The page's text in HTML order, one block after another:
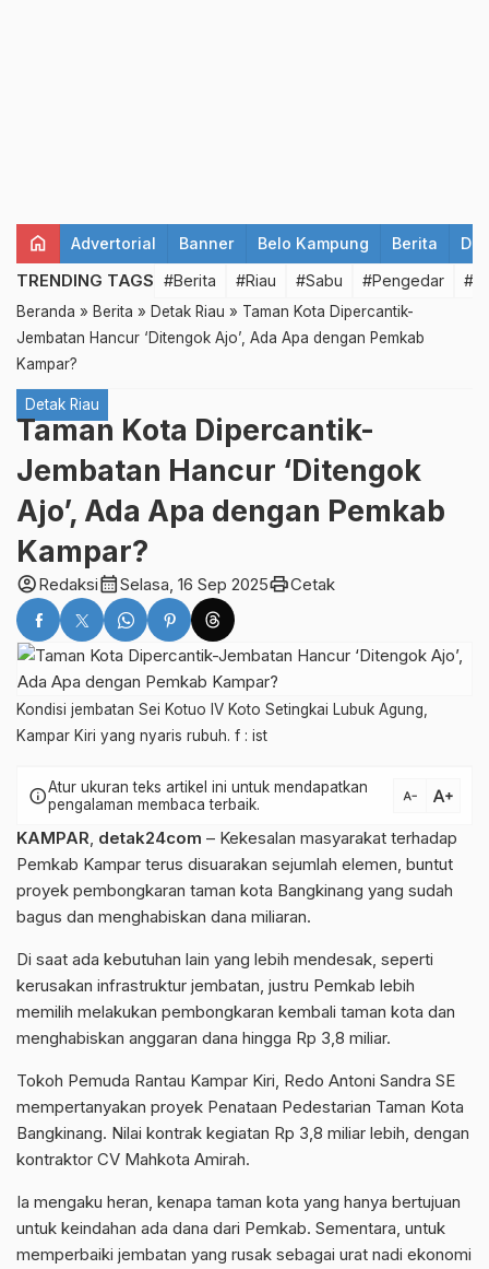
home Advertorial Banner Belo Kampung Berita
TRENDING TAGS #Berita #Riau #Sabu #Pengedar
Beranda » Berita » Detak Riau » Taman Kota Dipercantik-
Jembatan Hancur ‘Ditengok Ajo’, Ada Apa dengan Pemkab
Kampar?
Detak Riau
Taman Kota Dipercantik-
Jembatan Hancur ‘Ditengok
Ajo’, Ada Apa dengan Pemkab
Kampar?
account_circleRedaksicalendar_monthSelasa, 16 Sep 2025printCetak
Kondisi jembatan Sei Kotuo IV Koto Setingkai Lubuk Agung,
Kampar Kiri yang nyaris rubuh. f : ist
infoAtur ukuran teks artikel ini untuk mendapatkan
pengalaman membaca terbaik.
text_decrease text_increase
KAMPAR, detak24com – Kekesalan masyarakat terhadap
Pemkab Kampar terus disuarakan sejumlah elemen, buntut
proyek pembongkaran taman kota Bangkinang yang sudah
bagus dan menghabiskan dana miliaran.
Di saat ada kebutuhan lain yang lebih mendesak, seperti
kerusakan infrastruktur jembatan, justru Pemkab lebih
memilih melakukan pembongkaran kembali taman kota dan
menghabiskan anggaran dana hingga Rp 3,8 miliar.
Tokoh Pemuda Rantau Kampar Kiri, Redo Antoni Sandra SE
mempertanyakan proyek Penataan Pedestarian Taman Kota
Bangkinang. Nilai kontrak kegiatan Rp 3,8 miliar lebih, dengan
kontraktor CV Mahkota Amirah.
Ia mengaku heran, kenapa taman kota yang hanya bertujuan
untuk keindahan ada dana dari Pemkab. Sementara, untuk
memperbaiki jembatan yang rusak sebagai urat nadi ekonomi